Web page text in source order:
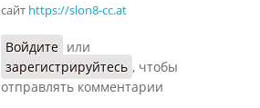
сайт https://slon8-cc.at
Войдите или
зарегистрируйтесь , чтобы
отправлять комментарии